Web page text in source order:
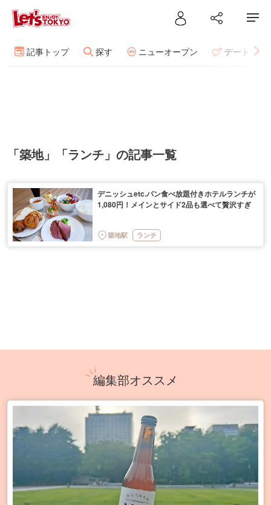
記事トップ 探す ニューオープン デート
「築地」「ランチ」の記事一覧
デニッシュetc.パン食べ放題付きホテルランチが
1,080円！メインとサイド2品も選べて贅沢すぎ
築地駅 ランチ
編集部オススメ